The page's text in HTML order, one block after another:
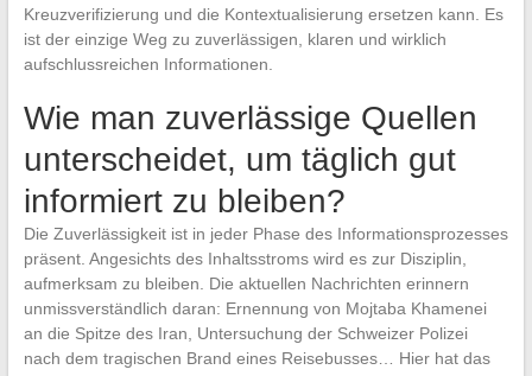
Kreuzverifizierung und die Kontextualisierung ersetzen kann. Es
ist der einzige Weg zu zuverlässigen, klaren und wirklich
aufschlussreichen Informationen.
Wie man zuverlässige Quellen
unterscheidet, um täglich gut
informiert zu bleiben?
Die Zuverlässigkeit ist in jeder Phase des Informationsprozesses
präsent. Angesichts des Inhaltsstroms wird es zur Disziplin,
aufmerksam zu bleiben. Die aktuellen Nachrichten erinnern
unmissverständlich daran: Ernennung von Mojtaba Khamenei
an die Spitze des Iran, Untersuchung der Schweizer Polizei
nach dem tragischen Brand eines Reisebusses… Hier hat das